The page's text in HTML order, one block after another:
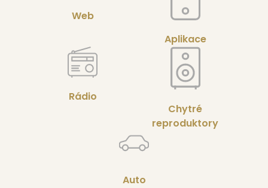
Web
Aplikace
Rádio
Chytré
reproduktory
Auto